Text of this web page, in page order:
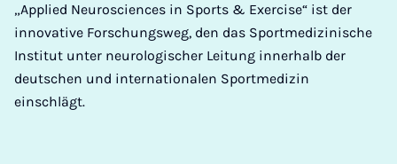
„Applied Neurosciences in Sports & Exercise“ ist der
innovative Forschungsweg, den das Sportmedizinische
Institut unter neurologischer Leitung innerhalb der
deutschen und internationalen Sportmedizin
einschlägt.